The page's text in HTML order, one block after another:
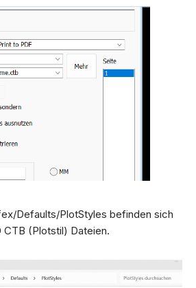
Defaults/PlotStyles befinden sich
(Plotstil) Dateien.